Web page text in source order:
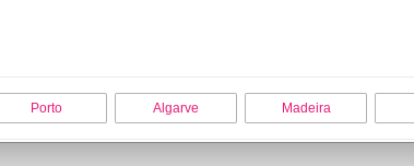
Porto Algarve Madeira